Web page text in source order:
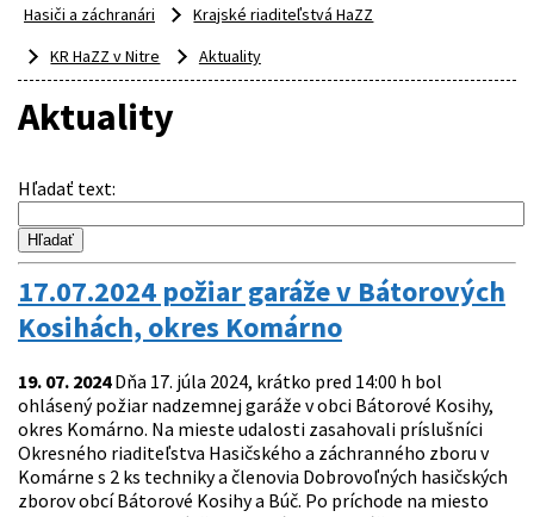
Hasiči a záchranári
Krajské riaditeľstvá HaZZ
KR HaZZ v Nitre
Aktuality
Aktuality
Hľadať text:
17.07.2024 požiar garáže v Bátorových
Kosihách, okres Komárno
19. 07. 2024Dňa 17. júla 2024, krátko pred 14:00 h bol
ohlásený požiar nadzemnej garáže v obci Bátorové Kosihy,
okres Komárno. Na mieste udalosti zasahovali príslušníci
Okresného riaditeľstva Hasičského a záchranného zboru v
Komárne s 2 ks techniky a členovia Dobrovoľných hasičských
zborov obcí Bátorové Kosihy a Búč. Po príchode na miesto